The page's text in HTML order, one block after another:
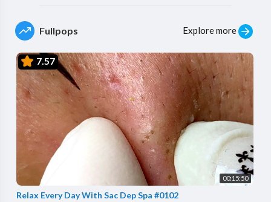
Fullpops Explore more
7.57
00:15:50
Relax Every Day With Sac Dep Spa #0102